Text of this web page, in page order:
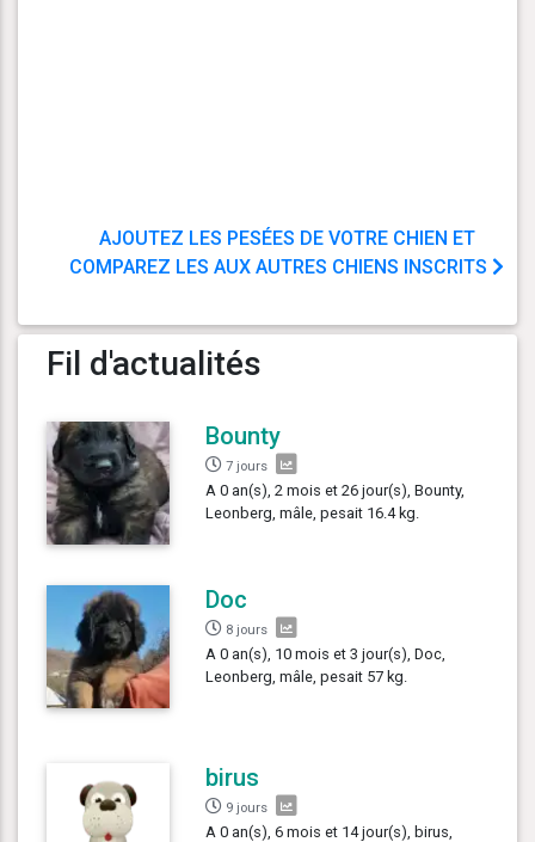
AJOUTEZ LES PESÉES DE VOTRE CHIEN ET
COMPAREZ LES AUX AUTRES CHIENS INSCRITS
Fil d'actualités
Bounty
7 jours
A 0 an(s), 2 mois et 26 jour(s), Bounty,
Leonberg, mâle, pesait 16.4 kg.
Doc
8 jours
A 0 an(s), 10 mois et 3 jour(s), Doc,
Leonberg, mâle, pesait 57 kg.
birus
9 jours
A 0 an(s), 6 mois et 14 jour(s), birus,